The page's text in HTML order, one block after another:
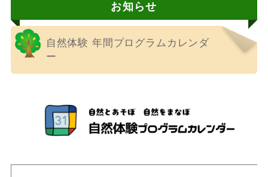
園内マップ
イベント情報
お問い合わせ
お知らせ
自然体験 年間プログラムカレンダ
ー